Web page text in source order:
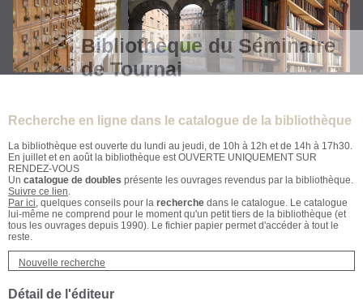
Bibliothèque du Séminaire
de Tournai
Recherche en ligne dans le catalogue de la bibliothèque
La bibliothèque est ouverte du lundi au jeudi, de 10h à 12h et de 14h à 17h30.
En juillet et en août la bibliothèque est OUVERTE UNIQUEMENT SUR
RENDEZ-VOUS
Un catalogue de doubles présente les ouvrages revendus par la bibliothèque.
Suivre ce lien.
Par ici, quelques conseils pour la recherche dans le catalogue. Le catalogue
lui-même ne comprend pour le moment qu'un petit tiers de la bibliothèque (et
tous les ouvrages depuis 1990). Le fichier papier permet d'accéder à tout le
reste.
Nouvelle recherche
Détail de l'éditeur